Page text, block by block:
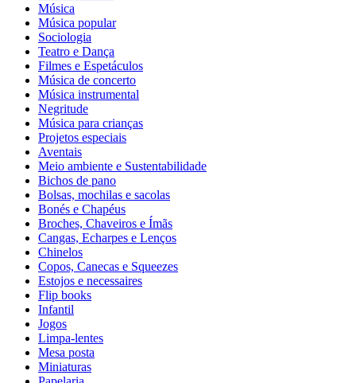
Música
Música popular
Sociologia
Teatro e Dança
Filmes e Espetáculos
Música de concerto
Música instrumental
Negritude
Música para crianças
Projetos especiais
Aventais
Meio ambiente e Sustentabilidade
Bichos de pano
Bolsas, mochilas e sacolas
Bonés e Chapéus
Broches, Chaveiros e Ímãs
Cangas, Echarpes e Lenços
Chinelos
Copos, Canecas e Squeezes
Estojos e necessaires
Flip books
Infantil
Jogos
Limpa-lentes
Mesa posta
Miniaturas